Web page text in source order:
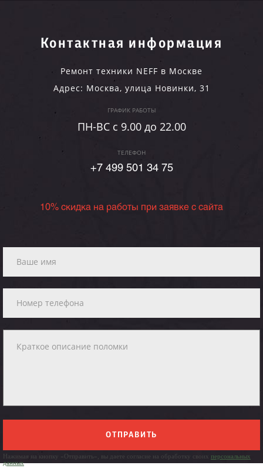
Контактная информация
Ремонт техники NEFF в Москве
Адрес: Москва, улица Новинки, 31
ГРАФИК РАБОТЫ
ПН-ВC c 9.00 до 22.00
ТЕЛЕФОН
+7 499 501 34 75
10% скидка на работы при заявке с сайта
ОТПРАВИТЬ
Нажимая на кнопку «Отправить», вы даете согласие на обработку своих персональных
данных